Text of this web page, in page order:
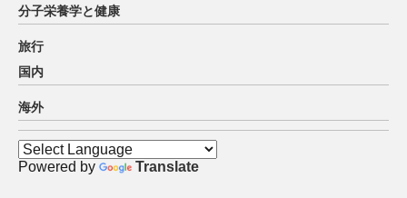
分子栄養学と健康
旅行
国内
海外
Powered by Translate